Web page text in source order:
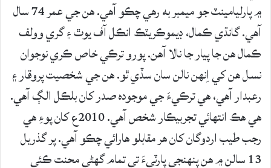
۾ پارليامينٽ جو ميمبر به رهي چڪو آهي. هن جي عمر 74 سال
آهي. گانڌي ڪمال، ڊيموڪريٽڪ انڪل آف يوٿ ۽ گري وولف
ڪمال هن جا پيار جا نالا آهن. پورو ترڪي خاص ڪري نوجوان
نسل هن کي اِنهن نالن سان سڏي ٿو. هن جي شخصيت پروقار ۽
رعبدار آهي، هي ترڪيءَ جي موجوده صدر کان بلڪل الڳ آهي.
هي هڪ انتهائي تجربيڪار شخص آهي. 2010ع کان پوءِ هي
رجب طيب اردوگان کان هر مقابلو هارائي چڪو آهي. پر گذريل
13 سالن ۾ هن پنهنجي پارٽيءَ تي تمام گهڻي محنت ڪئي